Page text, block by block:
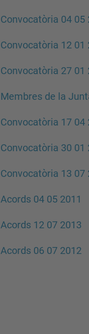
Convocatòria 04 05
Convocatòria 12 01
Convocatòria 27 01
Membres de la
Convocatòria 17 04
Convocatòria 30 01
Convocatòria 13 07
Acords 04 05 2011
Acords 12 07 2013
Acords 06 07 2012